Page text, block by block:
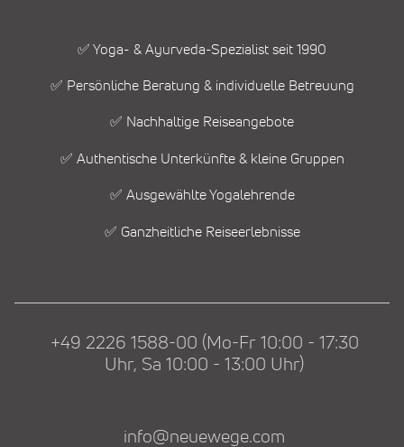
✅ Yoga- & Ayurveda-Spezialist seit 1990
✅ Persönliche Beratung & individuelle Betreuung
✅ Nachhaltige Reiseangebote
✅ Authentische Unterkünfte & kleine Gruppen
✅ Ausgewählte Yogalehrende
✅ Ganzheitliche Reiseerlebnisse
+49 2226 1588-00 (Mo-Fr 10:00 - 17:30
Uhr, Sa 10:00 - 13:00 Uhr)
info@neuewege.com